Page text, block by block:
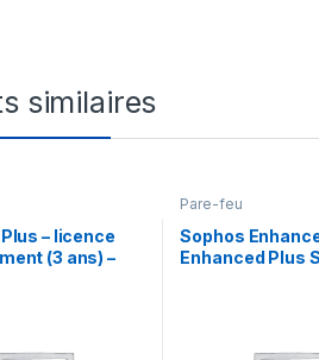
similaires
– licence
(3 ans) –
Pare-feu
Sophos
Enhanced Plus